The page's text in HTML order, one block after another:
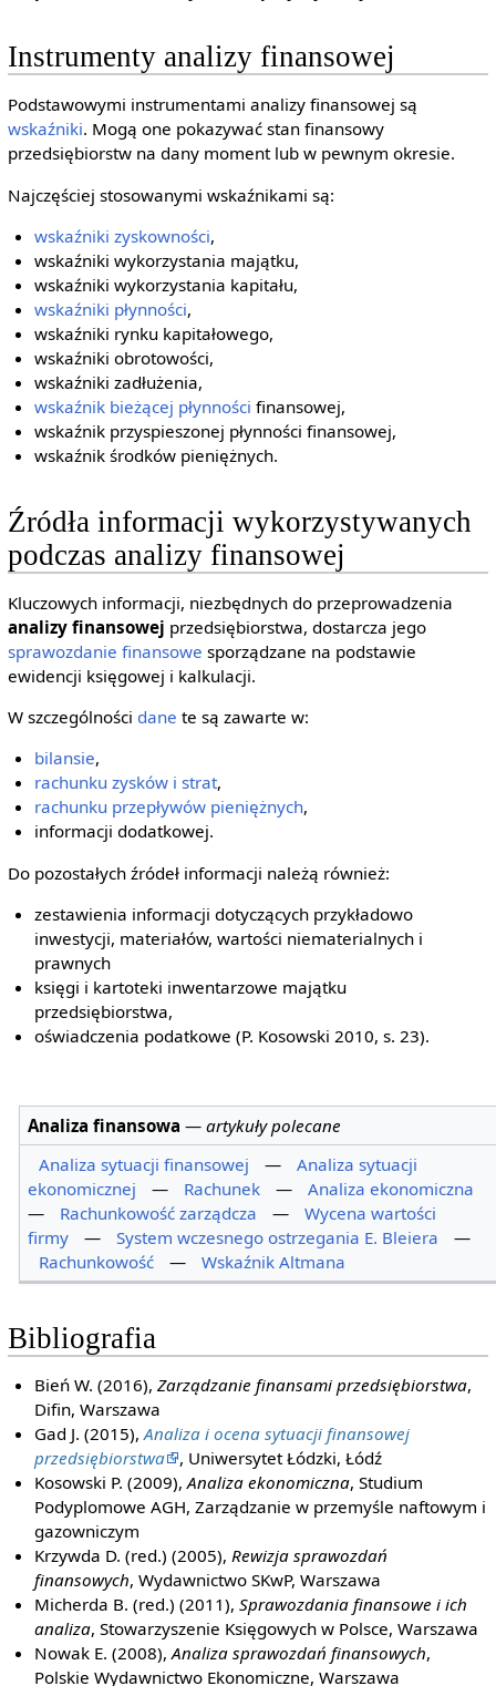
Instrumenty analizy finansowej
Podstawowymi instrumentami analizy finansowej są
wskaźniki. Mogą one pokazywać stan finansowy
przedsiębiorstw na dany moment lub w pewnym okresie.
Najczęściej stosowanymi wskaźnikami są:
wskaźniki zyskowności,
wskaźniki wykorzystania majątku,
wskaźniki wykorzystania kapitału,
wskaźniki płynności,
wskaźniki rynku kapitałowego,
wskaźniki obrotowości,
wskaźniki zadłużenia,
wskaźnik bieżącej płynności finansowej,
wskaźnik przyspieszonej płynności finansowej,
wskaźnik środków pieniężnych.
Źródła informacji wykorzystywanych
podczas analizy finansowej
Kluczowych informacji, niezbędnych do przeprowadzenia
analizy finansowej przedsiębiorstwa, dostarcza jego
sprawozdanie finansowe sporządzane na podstawie
ewidencji księgowej i kalkulacji.
W szczególności dane te są zawarte w:
bilansie,
rachunku zysków i strat,
rachunku przepływów pieniężnych,
informacji dodatkowej.
Do pozostałych źródeł informacji należą również:
zestawienia informacji dotyczących przykładowo
inwestycji, materiałów, wartości niematerialnych i
prawnych
księgi i kartoteki inwentarzowe majątku
przedsiębiorstwa,
oświadczenia podatkowe (P. Kosowski 2010, s. 23).
Analiza finansowa —artykuły polecane
Analiza sytuacji finansowej
—
Analiza sytuacji
ekonomicznej
— Rachunek —
Analiza ekonomiczna
—
Rachunkowość zarządcza —
Wycena wartości
firmy
— System wczesnego ostrzegania E. Bleiera
—
Rachunkowość
— Wskaźnik Altmana
Bibliografia
Bień W. (2016),Zarządzanie finansami przedsiębiorstwa,
Difin, Warszawa
Gad J. (2015),Analiza i ocena sytuacji finansowej
przedsiębiorstwa
, Uniwersytet Łódzki, Łódź
Kosowski P. (2009),Analiza ekonomiczna, Studium
Podyplomowe AGH, Zarządzanie w przemyśle naftowym i
gazowniczym
Krzywda D. (red.) (2005),Rewizja sprawozdań
finansowych, Wydawnictwo SKwP, Warszawa
Micherda B. (red.) (2011),Sprawozdania finansowe i ich
analiza, Stowarzyszenie Księgowych w Polsce, Warszawa
Nowak E. (2008),Analiza sprawozdań finansowych,
Polskie Wydawnictwo Ekonomiczne, Warszawa